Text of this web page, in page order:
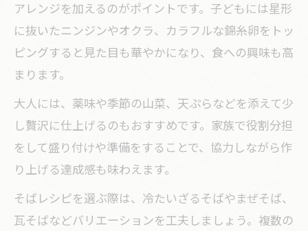
アレンジを加えるのがポイントです。子どもには星形
に抜いたニンジンやオクラ、カラフルな錦糸卵をトッ
ピングすると見た目も華やかになり、食への興味も高
まります。
大人には、薬味や季節の山菜、天ぷらなどを添えて少
し贅沢に仕上げるのもおすすめです。家族で役割分担
をして盛り付けや準備をすることで、協力しながら作
り上げる達成感も味わえます。
そばレシピを選ぶ際は、冷たいざるそばやまぜそば、
瓦そばなどバリエーションを工夫しましょう。複数の